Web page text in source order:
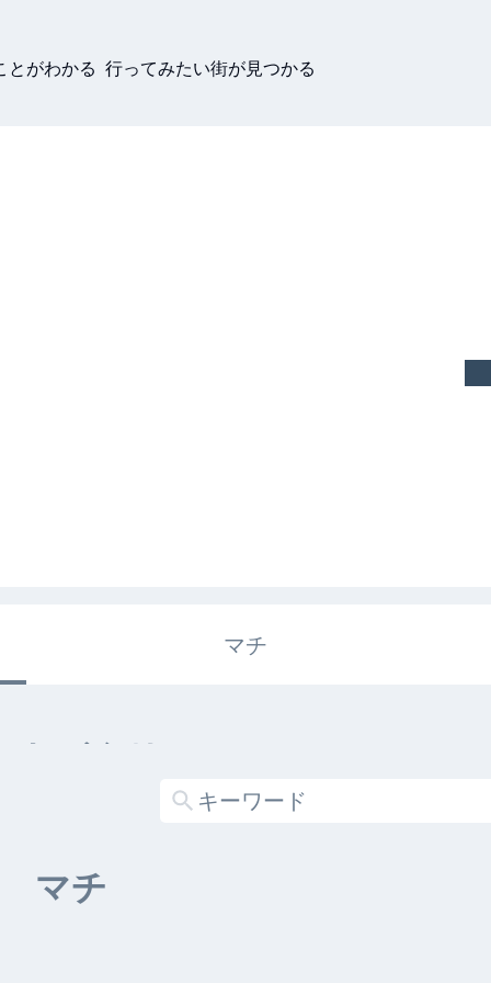
とがわかる 行ってみたい街が見つかる
マチ
キガタリ
マチ